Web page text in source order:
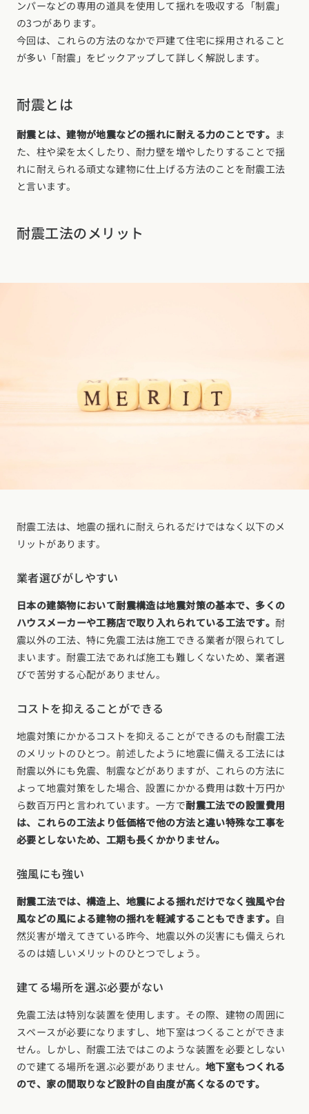
ンパーなどの専用の道具を使用して揺れを吸収する「制震」
の3つがあります。
今回は、これらの方法のなかで戸建て住宅に採用されること
が多い「耐震」をピックアップして詳しく解説します。
耐震とは
耐震とは、建物が地震などの揺れに耐える力のことです。 ま
た、柱や梁を太くしたり、耐力壁を増やしたりすることで揺
れに耐えられる頑丈な建物に仕上げる方法のことを耐震工法
と言います。
耐震工法のメリット
耐震工法は、地震の揺れに耐えられるだけではなく以下のメ
リットがあります。
業者選びがしやすい
日本の建築物において耐震構造は地震対策の基本で、多くの
ハウスメーカーや工務店で取り入れられている工法です。 耐
震以外の工法、特に免震工法は施工できる業者が限られてし
まいます。耐震工法であれば施工も難しくないため、業者選
びで苦労する心配がありません。
コストを抑えることができる
地震対策にかかるコストを抑えることができるのも耐震工法
のメリットのひとつ。前述したように地震に備える工法には
耐震以外にも免震、制震などがありますが、これらの方法に
よって地震対策をした場合、設置にかかる費用は数十万円か
ら数百万円と言われています。一方で耐震工法での設置費用
は、これらの工法より低価格で他の方法と違い特殊な工事を
必要としないため、工期も長くかかりません。
強風にも強い
耐震工法では、構造上、地震による揺れだけでなく強風や台
風などの風による建物の揺れを軽減することもできます。 自
然災害が増えてきている昨今、地震以外の災害にも備えられ
るのは嬉しいメリットのひとつでしょう。
建てる場所を選ぶ必要がない
免震工法は特別な装置を使用します。その際、建物の周囲に
スペースが必要になりますし、地下室はつくることができま
せん。しかし、耐震工法ではこのような装置を必要としない
ので建てる場所を選ぶ必要がありません。 地下室もつくれる
ので、家の間取りなど設計の自由度が高くなるのです。